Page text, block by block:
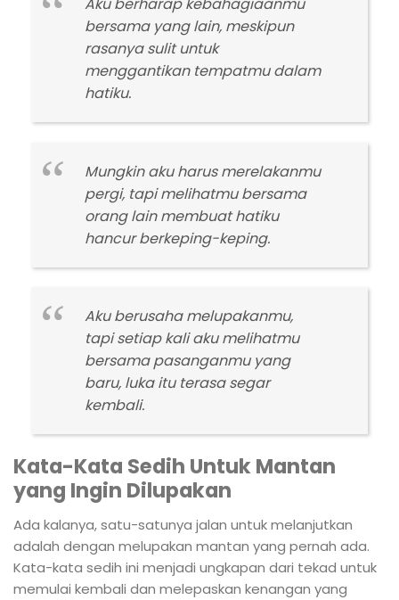
Aku berharap kebahagiaanmu
bersama yang lain, meskipun
rasanya sulit untuk
menggantikan tempatmu dalam
hatiku.
Mungkin aku harus merelakanmu
pergi, tapi melihatmu bersama
orang lain membuat hatiku
hancur berkeping-keping.
Aku berusaha melupakanmu,
tapi setiap kali aku melihatmu
bersama pasanganmu yang
baru, luka itu terasa segar
kembali.
Kata-Kata Sedih Untuk Mantan
yang Ingin Dilupakan
Ada kalanya, satu-satunya jalan untuk melanjutkan
adalah dengan melupakan mantan yang pernah ada.
Kata-kata sedih ini menjadi ungkapan dari tekad untuk
memulai kembali dan melepaskan kenangan yang